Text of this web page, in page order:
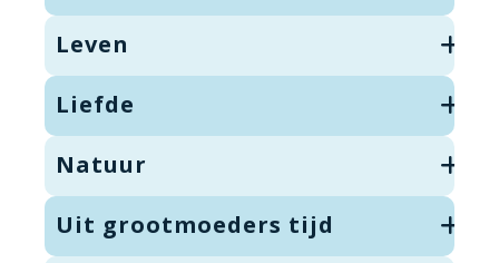
Leven
Liefde
Natuur
Uit grootmoeders tijd